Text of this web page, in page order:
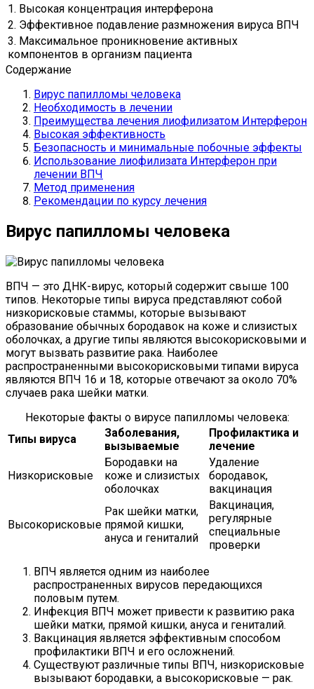
1. Высокая концентрация интерферона
2. Эффективное подавление размножения вируса ВПЧ
3. Максимальное проникновение активных
компонентов в организм пациента
Содержание
Вирус папилломы человека
Необходимость в лечении
Преимущества лечения лиофилизатом Интерферон
Высокая эффективность
Безопасность и минимальные побочные эффекты
Использование лиофилизата Интерферон при
лечении ВПЧ
Метод применения
Рекомендации по курсу лечения
Вирус папилломы человека
ВПЧ — это ДНК-вирус, который содержит свыше 100
типов. Некоторые типы вируса представляют собой
низкорисковые стаммы, которые вызывают
образование обычных бородавок на коже и слизистых
оболочках, а другие типы являются высокорисковыми и
могут вызвать развитие рака. Наиболее
распространенными высокорисковыми типами вируса
являются ВПЧ 16 и 18, которые отвечают за около 70%
случаев рака шейки матки.
Некоторые факты о вирусе папилломы человека:
Типы вируса
Заболевания,
вызываемые
Профилактика и
лечение
Низкорисковые
Бородавки на
коже и слизистых
оболочках
Удаление
бородавок,
вакцинация
Высокорисковые
Рак шейки матки,
прямой кишки,
ануса и гениталий
Вакцинация,
регулярные
специальные
проверки
ВПЧ является одним из наиболее
распространенных вирусов передающихся
половым путем.
Инфекция ВПЧ может привести к развитию рака
шейки матки, прямой кишки, ануса и гениталий.
Вакцинация является эффективным способом
профилактики ВПЧ и его осложнений.
Существуют различные типы ВПЧ, низкорисковые
вызывают бородавки, а высокорисковые — рак.